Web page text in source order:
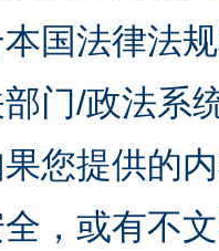
国法律法
门/政法系
您提供的
，或有不